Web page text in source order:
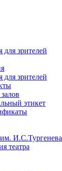
зрителей
зрителей
этикет
И.С.Тургенева
театра